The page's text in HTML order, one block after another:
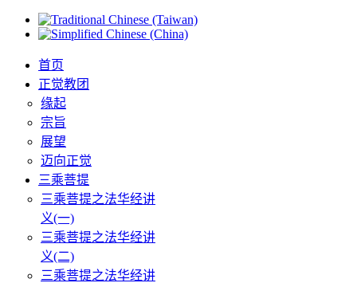
首页
正觉教团
缘起
宗旨
展望
迈向正觉
三乘菩提
三乘菩提之法华经讲
义(一)
三乘菩提之法华经讲
义(二)
三乘菩提之法华经讲